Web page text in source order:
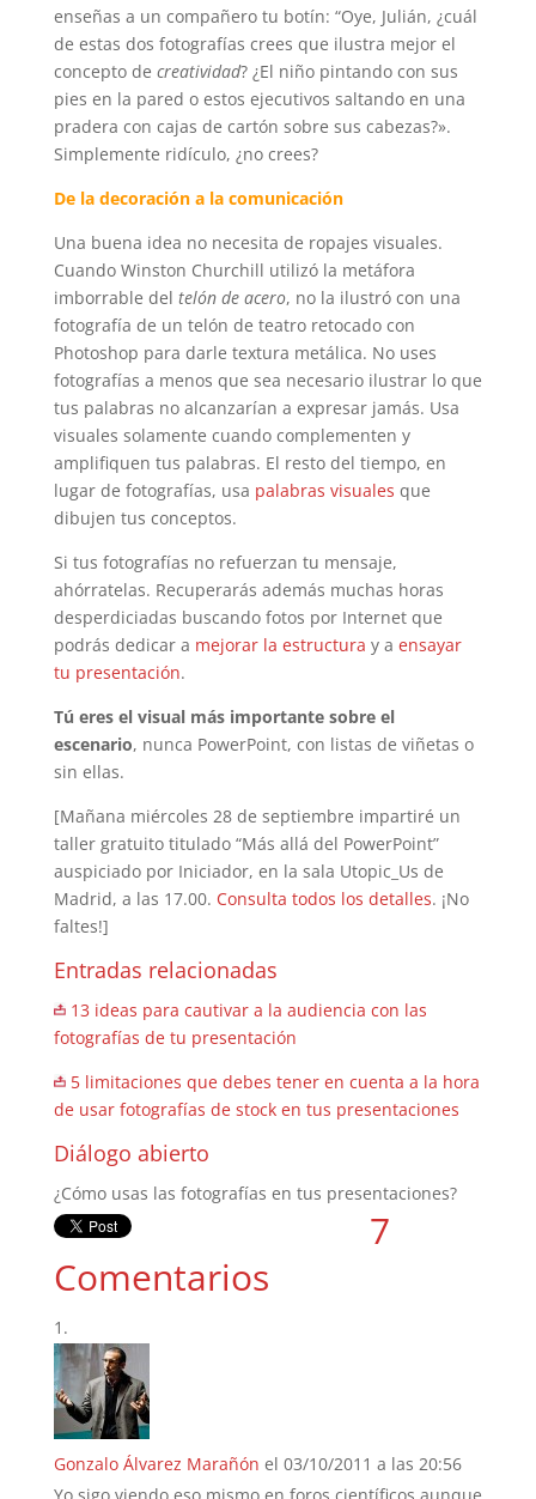
enseñas a un compañero tu botín: “Oye, Julián, ¿cuál
de estas dos fotografías crees que ilustra mejor el
concepto de creatividad? ¿El niño pintando con sus
pies en la pared o estos ejecutivos saltando en una
pradera con cajas de cartón sobre sus cabezas?».
Simplemente ridículo, ¿no crees?
De la decoración a la comunicación
Una buena idea no necesita de ropajes visuales.
Cuando Winston Churchill utilizó la metáfora
imborrable del telón de acero, no la ilustró con una
fotografía de un telón de teatro retocado con
Photoshop para darle textura metálica. No uses
fotografías a menos que sea necesario ilustrar lo que
tus palabras no alcanzarían a expresar jamás. Usa
visuales solamente cuando complementen y
amplifiquen tus palabras. El resto del tiempo, en
lugar de fotografías, usa palabras visuales que
dibujen tus conceptos.
Si tus fotografías no refuerzan tu mensaje,
ahórratelas. Recuperarás además muchas horas
desperdiciadas buscando fotos por Internet que
podrás dedicar a mejorar la estructura y a ensayar
tu presentación.
Tú eres el visual más importante sobre el
escenario, nunca PowerPoint, con listas de viñetas o
sin ellas.
[Mañana miércoles 28 de septiembre impartiré un
taller gratuito titulado “Más allá del PowerPoint”
auspiciado por Iniciador, en la sala Utopic_Us de
Madrid, a las 17.00. Consulta todos los detalles. ¡No
faltes!]
Entradas relacionadas
13 ideas para cautivar a la audiencia con las
fotografías de tu presentación
5 limitaciones que debes tener en cuenta a la hora
de usar fotografías de stock en tus presentaciones
Diálogo abierto
¿Cómo usas las fotografías en tus presentaciones?
7
Comentarios
Gonzalo Álvarez Marañón el 03/10/2011 a las 20:56